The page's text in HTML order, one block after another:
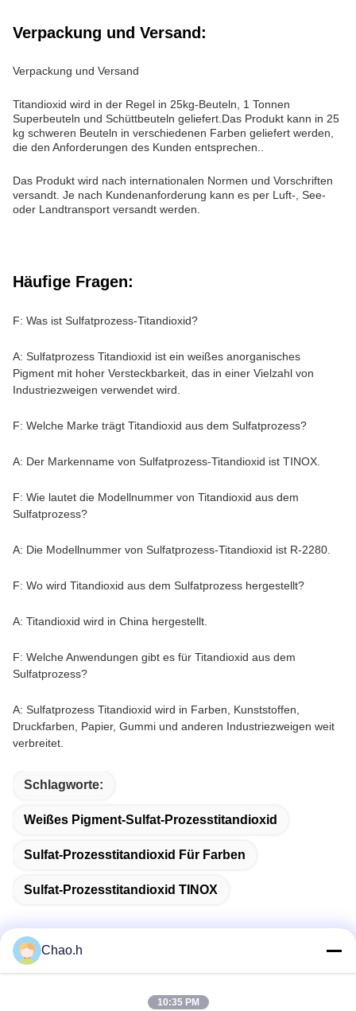
Verpackung und Versand:
Verpackung und Versand
Titandioxid wird in der Regel in 25kg-Beuteln, 1 Tonnen
Superbeuteln und Schüttbeuteln geliefert.Das Produkt kann in 25
kg schweren Beuteln in verschiedenen Farben geliefert werden,
die den Anforderungen des Kunden entsprechen..
Das Produkt wird nach internationalen Normen und Vorschriften
versandt. Je nach Kundenanforderung kann es per Luft-, See-
oder Landtransport versandt werden.
Häufige Fragen:
F: Was ist Sulfatprozess-Titandioxid?
A: Sulfatprozess Titandioxid ist ein weißes anorganisches
Pigment mit hoher Versteckbarkeit, das in einer Vielzahl von
Industriezweigen verwendet wird.
F: Welche Marke trägt Titandioxid aus dem Sulfatprozess?
A: Der Markenname von Sulfatprozess-Titandioxid ist TINOX.
F: Wie lautet die Modellnummer von Titandioxid aus dem
Sulfatprozess?
A: Die Modellnummer von Sulfatprozess-Titandioxid ist R-2280.
F: Wo wird Titandioxid aus dem Sulfatprozess hergestellt?
A: Titandioxid wird in China hergestellt.
F: Welche Anwendungen gibt es für Titandioxid aus dem
Sulfatprozess?
A: Sulfatprozess Titandioxid wird in Farben, Kunststoffen,
Druckfarben, Papier, Gummi und anderen Industriezweigen weit
verbreitet.
Schlagworte:
Weißes Pigment-Sulfat-Prozesstitandioxid
Sulfat-Prozesstitandioxid Für Farben
Sulfat-Prozesstitandioxid TINOX
Chao.h
10:35 PM